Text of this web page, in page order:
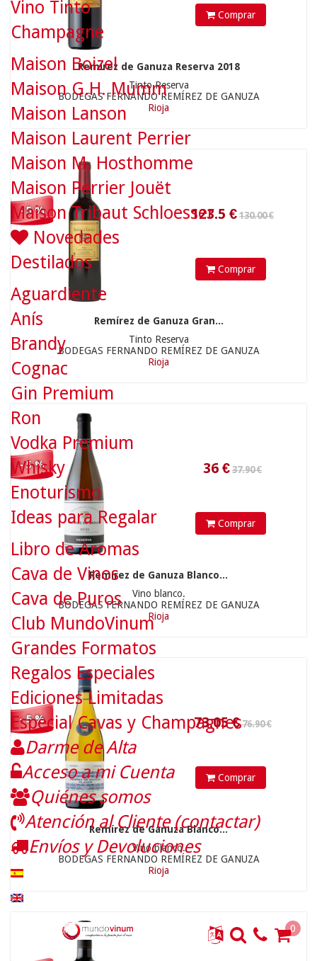
Comprar
Remírez de Ganuza Reserva 2018
Tinto Reserva
BODEGAS FERNANDO REMÍREZ DE GANUZA
Rioja
- 5 %
Comprar
Remírez de Ganuza Gran...
Tinto Reserva
BODEGAS FERNANDO REMÍREZ DE GANUZA
Rioja
- 5 %
36€
Comprar
Remírez de Ganuza Blanco...
Vino blanco.
BODEGAS FERNANDO REMÍREZ DE GANUZA
Rioja
- 5 %
73.05€
76.90 €
Comprar
Remírez de Ganuza Blanco...
Vino blanco.
BODEGAS FERNANDO REMÍREZ DE GANUZA
Rioja
220.00 €
Vino Tinto
Champagne
Maison Boizel
Maison G.H. Mumm
Maison Lanson
Maison Laurent Perrier
Maison M. Hosthomme
Maison Perrier Jouët
Maison Tribaut Schloesser
Novedades
Destilados
Aguardiente
Anís
Brandy
Cognac
Gin Premium
Ron
Vodka Premium
Whisky
Enoturismo
Ideas para Regalar
Libro de Aromas
Cava de Vinos
Cava de Puros
Club MundoVinum
Grandes Formatos
Regalos Especiales
Ediciones Limitadas
Especial Cavas y Champagnes
Darme de Alta
Acceso a mi Cuenta
Quiénes somos
Atención al Cliente (contactar)
Envíos y Devoluciones
0